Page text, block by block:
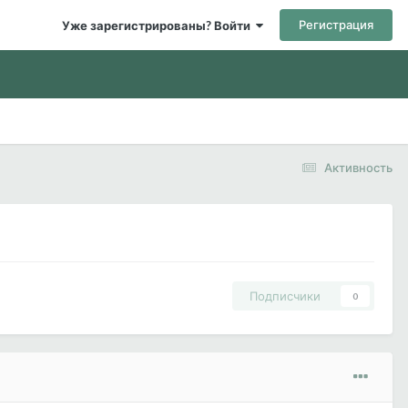
Уже зарегистрированы? Войти Регистрация
Активность
Подписчики 0